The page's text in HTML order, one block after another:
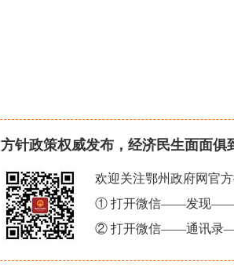
方针政策权威发布，经济民生面面俱
欢迎关注鄂州政府网官
① 打开微信——发现——
② 打开微信——通讯录